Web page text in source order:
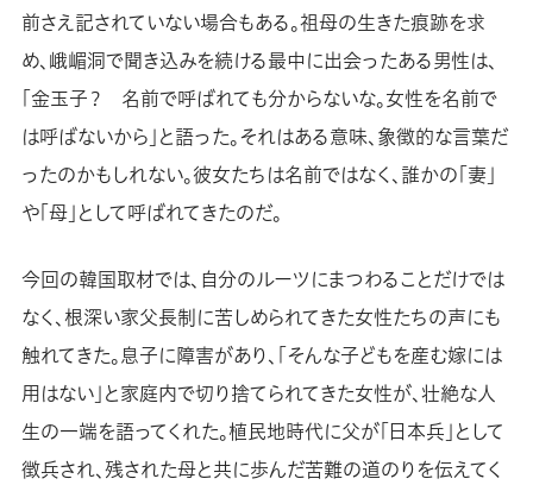
前さえ記されていない場合もある。祖母の生きた痕跡を求
め、峨嵋洞で聞き込みを続ける最中に出会ったある男性は、
「金玉子？ 名前で呼ばれても分からないな。女性を名前で
は呼ばないから」と語った。それはある意味、象徴的な言葉だ
ったのかもしれない。彼女たちは名前ではなく、誰かの「妻」
や「母」として呼ばれてきたのだ。
今回の韓国取材では、自分のルーツにまつわることだけでは
なく、根深い家父長制に苦しめられてきた女性たちの声にも
触れてきた。息子に障害があり、「そんな子どもを産む嫁には
用はない」と家庭内で切り捨てられてきた女性が、壮絶な人
生の一端を語ってくれた。植民地時代に父が「日本兵」として
徴兵され、残された母と共に歩んだ苦難の道のりを伝えてく